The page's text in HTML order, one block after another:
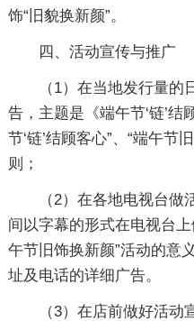
饰“旧貌换新颜”。
四、活动宣传与推广
（1）在当地发行量
告，主题是《端午节‘链’结
节‘链’结顾客心”、“端午节
则；
（2）在各地电视台
间以字幕的形式在电视台上
午节旧饰换新颜”活动的意
址及电话的详细广告。
（3）在店前做好活